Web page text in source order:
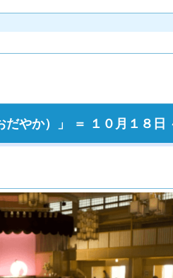
やか）」 ＝ １０月１８日